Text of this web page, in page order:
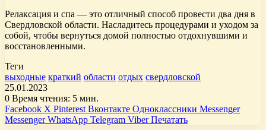
Релаксация и спа — это отличный способ провести два дня в
Свердловской области. Насладитесь процедурами и уходом за
собой, чтобы вернуться домой полностью отдохнувшими и
восстановленными.
Теги
выходные краткий области отдых свердловской
25.01.2023
0 Время чтения: 5 мин.
Facebook X Pinterest Вконтакте Одноклассники Messenger
Messenger WhatsApp Telegram Viber Печатать